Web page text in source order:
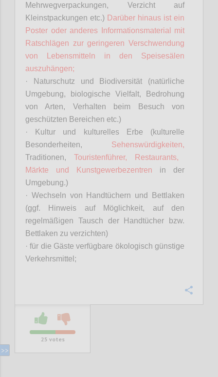
Mehrwegverpackungen, Verzicht auf
Kleinstpackungen etc.) Darüber hinaus ist ein
Poster oder anderes Informationsmaterial mit
Ratschlägen zur geringeren Verschwendung
von Lebensmitteln in den Speisesälen
auszuhängen;
· Naturschutz und Biodiversität (natürliche
Umgebung, biologische Vielfalt, Bedrohung
von Arten, Verhalten beim Besuch von
geschützten Bereichen etc.)
· Kultur und kulturelles Erbe (kulturelle
Besonderheiten, Sehenswürdigkeiten,
Traditionen, Touristenführer, Restaurants,
Märkte und Kunstgewerbezentren in der
Umgebung.)
· Wechseln von Handtüchern und Bettlaken
(ggf. Hinweis auf Möglichkeit, auf den
regelmäßigen Tausch der Handtücher bzw.
Bettlaken zu verzichten)
· für die Gäste verfügbare ökologisch günstige
Verkehrsmittel;
25 votes